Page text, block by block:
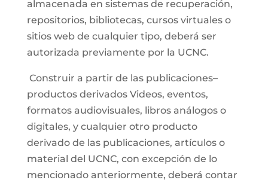
almacenada en sistemas de recuperación,
repositorios, bibliotecas, cursos virtuales o
sitios web de cualquier tipo, deberá ser
autorizada previamente por la UCNC.
Construir a partir de las publicaciones–
productos derivados Videos, eventos,
formatos audiovisuales, libros análogos o
digitales, y cualquier otro producto
derivado de las publicaciones, artículos o
material del UCNC, con excepción de lo
mencionado anteriormente, deberá contar